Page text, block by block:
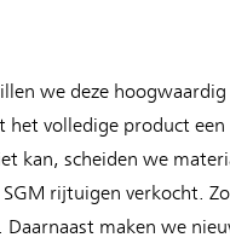
we deze
volledige product
kan, scheiden we
rijtuigen verkocht.
maken we